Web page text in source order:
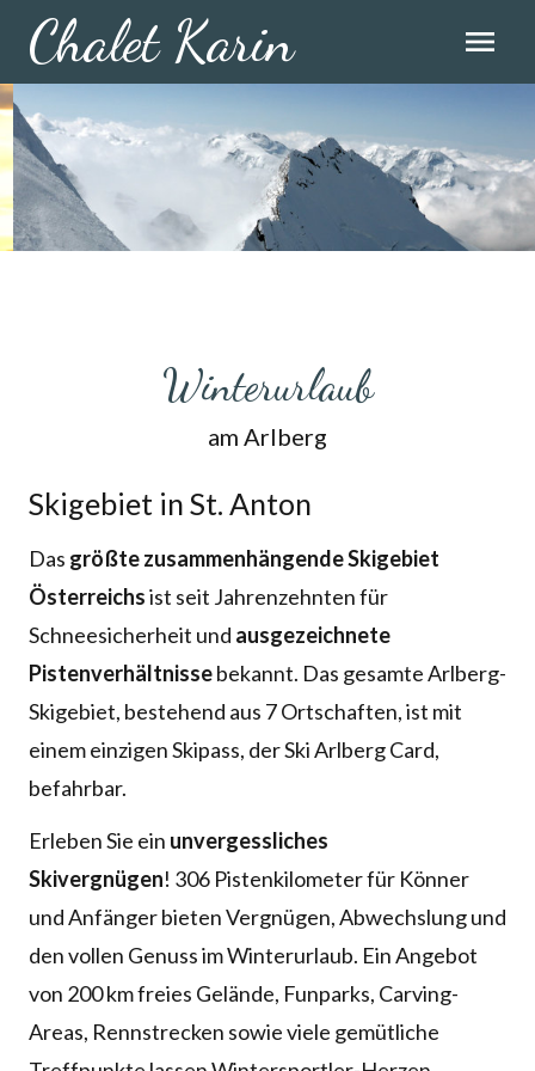
Chalet Karin menu
Winterurlaub
am Arlberg
Skigebiet in St. Anton
Das größte zusammenhängende Skigebiet
Österreichsist seit Jahrenzehnten für
Schneesicherheit und ausgezeichnete
Pistenverhältnissebekannt. Das gesamte Arlberg-
Skigebiet, bestehend aus 7 Ortschaften, ist mit
einem einzigen Skipass, der Ski Arlberg Card,
befahrbar.
Erleben Sie ein unvergessliches
Skivergnügen! 306 Pistenkilometer für Könner
und Anfänger bieten Vergnügen, Abwechslung und
den vollen Genuss im Winterurlaub. Ein Angebot
von 200 km freies Gelände, Funparks, Carving-
Areas, Rennstrecken sowie viele gemütliche